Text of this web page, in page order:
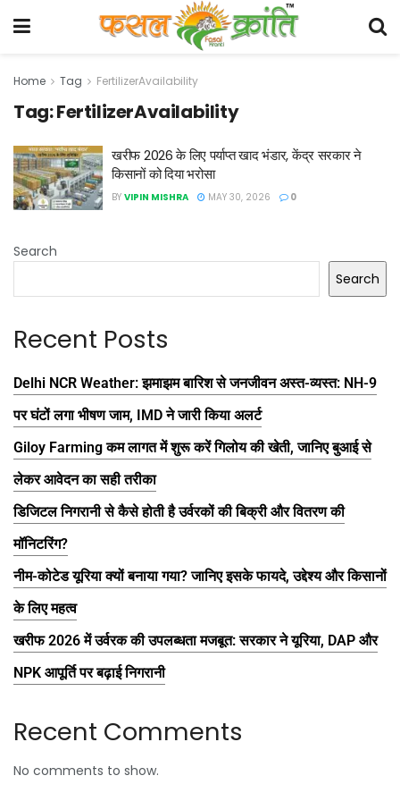
Home Tag FertilizerAvailability
Tag:FertilizerAvailability
खरीफ 2026 के लिए पर्याप्त खाद भंडार, केंद्र सरकार ने
किसानों को दिया भरोसा
BY VIPIN MISHRA MAY 30, 2026 0
Search
Search
Recent Posts
Delhi NCR Weather: झमाझम बारिश से जनजीवन अस्त-व्यस्त: NH-9
पर घंटों लगा भीषण जाम, IMD ने जारी किया अलर्ट
Giloy Farming कम लागत में शुरू करें गिलोय की खेती, जानिए बुआई से
लेकर आवेदन का सही तरीका
डिजिटल निगरानी से कैसे होती है उर्वरकों की बिक्री और वितरण की
मॉनिटरिंग?
नीम-कोटेड यूरिया क्यों बनाया गया? जानिए इसके फायदे, उद्देश्य और किसानों
के लिए महत्व
खरीफ 2026 में उर्वरक की उपलब्धता मजबूत: सरकार ने यूरिया, DAP और
NPK आपूर्ति पर बढ़ाई निगरानी
Recent Comments
No comments to show.